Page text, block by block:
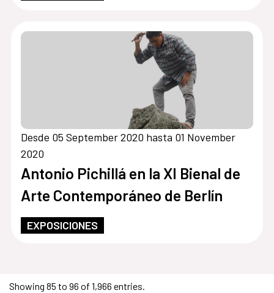
Desde 05 September 2020 hasta 01 November
2020
Antonio Pichillá en la XI Bienal de
Arte Contemporáneo de Berlín
EXPOSICIONES
Showing 85 to 96 of 1,966 entries.